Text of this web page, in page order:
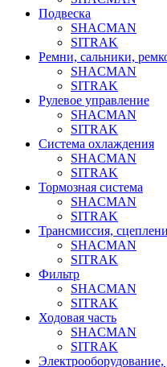
Подвеска
SHACMAN
SITRAK
Ремни, сальники,
SHACMAN
SITRAK
Рулевое управление
SHACMAN
SITRAK
Система охлаждения
SHACMAN
SITRAK
Тормозная система
SHACMAN
SITRAK
Трансмиссия,
SHACMAN
SITRAK
Фильтр
SHACMAN
SITRAK
Ходовая часть
SHACMAN
SITRAK
Электрооборудование,